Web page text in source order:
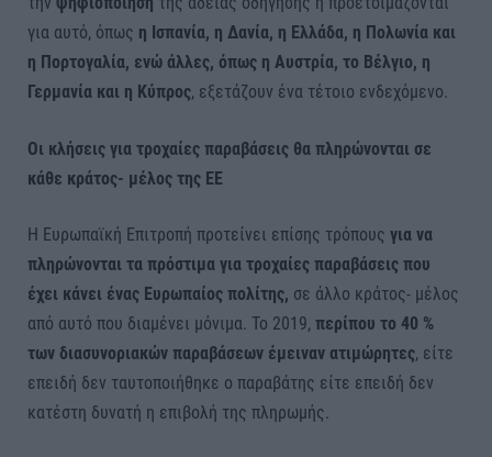
για αυτό, όπως η Ισπανία, η Δανία, η Ελλάδα, η Πολωνία και
η Πορτογαλία, ενώ άλλες, όπως η Αυστρία, το Βέλγιο, η
Γερμανία και η Κύπρος, εξετάζουν ένα τέτοιο ενδεχόμενο.
Οι κλήσεις για τροχαίες παραβάσεις θα πληρώνονται σε
κάθε κράτος- μέλος της ΕΕ
Η Ευρωπαϊκή Επιτροπή προτείνει επίσης τρόπους για να
πληρώνονται τα πρόστιμα για τροχαίες παραβάσεις που
έχει κάνει ένας Ευρωπαίος πολίτης, σε άλλο κράτος- μέλος
από αυτό που διαμένει μόνιμα. Το 2019, περίπου το 40 %
των διασυνοριακών παραβάσεων έμειναν ατιμώρητες, είτε
επειδή δεν ταυτοποιήθηκε ο παραβάτης είτε επειδή δεν
κατέστη δυνατή η επιβολή της πληρωμής.